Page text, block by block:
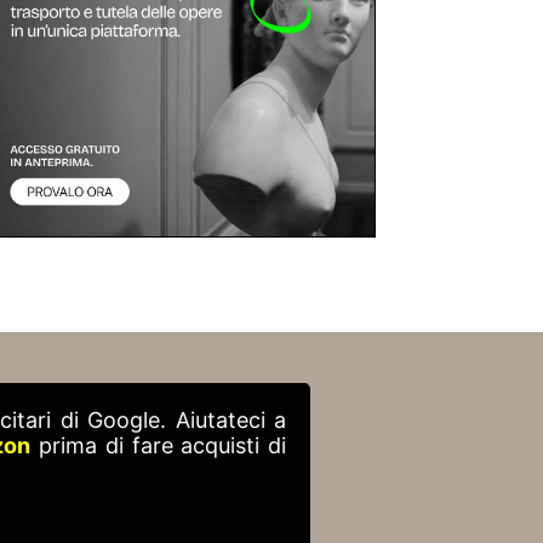
di Google. Aiutateci a
prima di fare acquisti di